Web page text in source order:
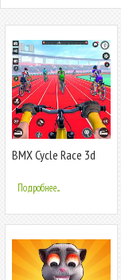
BMX Cycle Race 3d
Подробнее...